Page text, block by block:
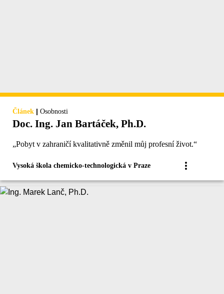
Článek | Osobnosti
Doc. Ing. Jan Bartáček, Ph.D.
„Pobyt v zahraničí kvalitativně změnil můj profesní život.“
Vysoká škola chemicko-technologická v Praze